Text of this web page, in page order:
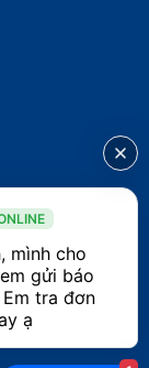
VIỆT NAM
cấp ngày
Quận Tân Phú,
18001236
mình cho
gửi báo
tra đơn
ạ